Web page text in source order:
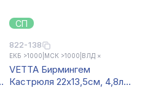
СП
822-138
ЕКБ >1000 МСК >1000 ВЛД ×
VETTA Бирмингем
Кастрюля 22х13,5см, 4,8л,